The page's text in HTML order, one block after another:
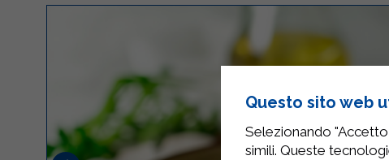
Questo sito web
Selezionando
simili. Queste